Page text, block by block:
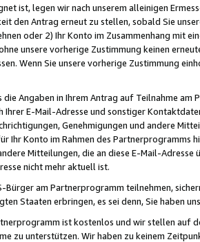
ist, legen wir nach unserem alleinigen
den Antrag erneut zu stellen, sobald Sie
oder 2) Ihr Konto im Zusammenhang mit
unsere vorherige Zustimmung keinen
Wenn Sie unsere vorherige Zustimmung
die Angaben in Ihrem Antrag auf Teilnahme
Ihrer E-Mail-Adresse und sonstiger
Genehmigungen und andere
Ihr Konto im Rahmen des Partnerprogramms
Mitteilungen, die an diese E-Mail-
nicht mehr aktuell ist.
Bürger am Partnerprogramm teilnehmen,
Staaten erbringen, es sei denn, Sie haben
ist kostenlos und wir stellen auf
zu unterstützen. Wir haben zu keinem